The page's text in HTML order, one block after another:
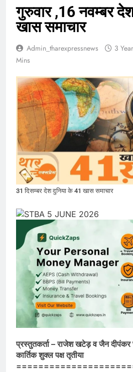
गुरुवार ,16 नवम्बर
खास समाचार
Admin_tharexpressnews 3
Mins
31 दिसम्बर देश दुनिया के 41 खास समाचार
प्रस्तुतकर्ता – राजेश खटेड़ व जैन
कार्तिक शुक्ल पक्ष तृतीया